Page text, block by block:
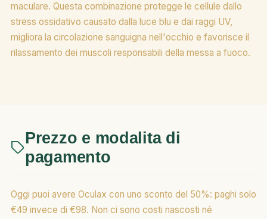
maculare. Questa combinazione protegge le cellule dallo
stress ossidativo causato dalla luce blu e dai raggi UV,
migliora la circolazione sanguigna nell'occhio e favorisce il
rilassamento dei muscoli responsabili della messa a fuoco.
Prezzo e modalita di
pagamento
Oggi puoi avere Oculax con uno sconto del 50%: paghi solo
€49 invece di €98. Non ci sono costi nascosti né